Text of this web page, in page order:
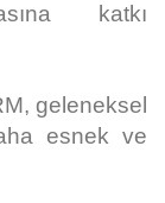
katkı
geleneksel
esnek ve